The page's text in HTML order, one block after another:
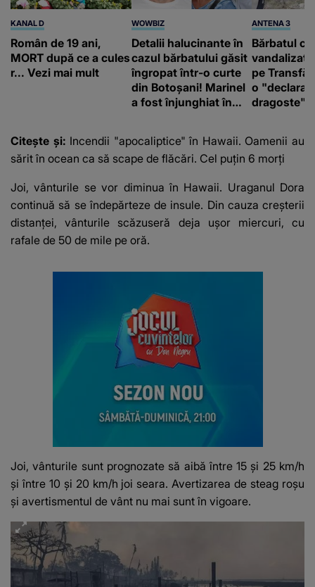
KANAL D
Român de 19 ani,
MORT după ce a cules
r... Vezi mai mult
WOWBIZ
Detalii halucinante în
cazul bărbatului găsit
îngropat într-o curte
din Botoșani! Marinel
a fost înjunghiat în
suspecți
ANTENA 3
Bărbatul
vandalizat
pe
o
dragoste"
Citește și: Incendii "apocaliptice" în Hawaii. Oamenii au
sărit în ocean ca să scape de flăcări. Cel puțin 6 morți
Joi, vânturile se vor diminua în Hawaii. Uraganul Dora
continuă să se îndepărteze de insule. Din cauza creșterii
distanței, vânturile scăzuseră deja ușor miercuri, cu
rafale de 50 de mile pe oră.
Joi, vânturile sunt prognozate să aibă între 15 și 25 km/h
și între 10 și 20 km/h joi seara. Avertizarea de steag roșu
și avertismentul de vânt nu mai sunt în vigoare.